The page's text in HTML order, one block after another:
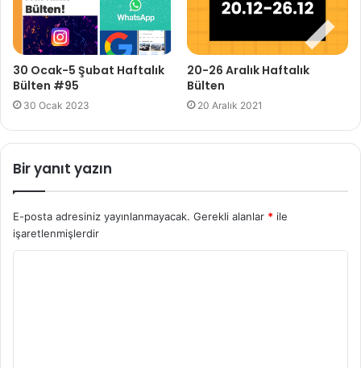
30 Ocak-5 Şubat Haftalık
Bülten #95
30 Ocak 2023
20-26 Aralık Haftalık
Bülten
20 Aralık 2021
Bir yanıt yazın
E-posta adresiniz yayınlanmayacak. Gerekli alanlar * ile
işaretlenmişlerdir